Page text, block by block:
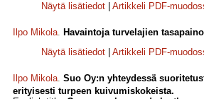
Näytä lisätiedot
Artikkeli PDF-
Ilpo Mikola. Havaintoja turvelajien
Näytä lisätiedot
Artikkeli PDF-
Ilpo Mikola. Suo Oy:n yhteydessä
erityisesti turpeen kuivumiskokeista.